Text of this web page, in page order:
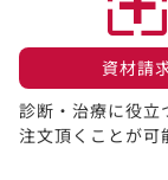
資材請
診断・治療に役立
注文頂くことが可